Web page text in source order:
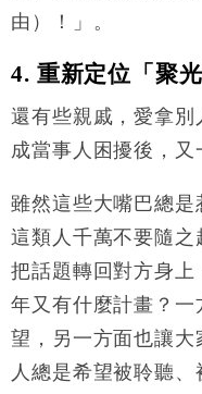
由）！」。
4. 重新定位「聚
還有些親戚，愛拿
成當事人困擾後，又
雖然這些大嘴巴總是
這類人千萬不要隨之
把話題轉回對方身上
年又有什麼計畫？
望，另一方面也讓
人總是希望被聆聽